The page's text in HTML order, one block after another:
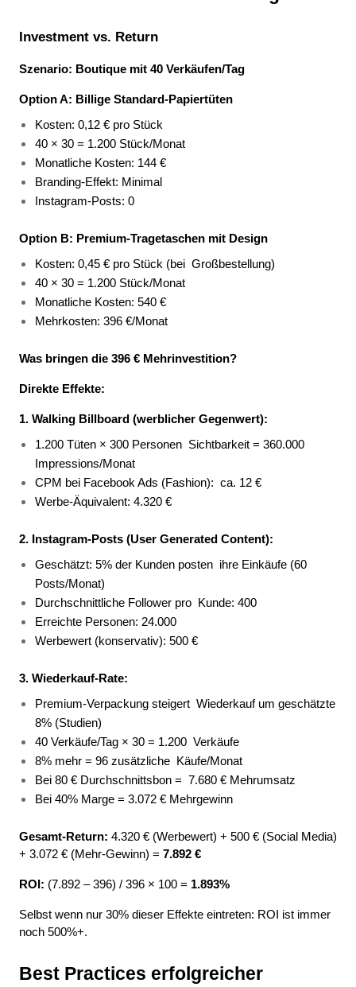
Investment vs. Return
Szenario: Boutique mit 40 Verkäufen/Tag
Option A: Billige Standard-Papiertüten
Kosten: 0,12 € pro Stück
40 × 30 = 1.200 Stück/Monat
Monatliche Kosten: 144 €
Branding-Effekt: Minimal
Instagram-Posts: 0
Option B: Premium-Tragetaschen mit Design
Kosten: 0,45 € pro Stück (bei Großbestellung)
40 × 30 = 1.200 Stück/Monat
Monatliche Kosten: 540 €
Mehrkosten: 396 €/Monat
Was bringen die 396 € Mehrinvestition?
Direkte Effekte:
1. Walking Billboard (werblicher Gegenwert):
1.200 Tüten × 300 Personen Sichtbarkeit = 360.000
Impressions/Monat
CPM bei Facebook Ads (Fashion): ca. 12 €
Werbe-Äquivalent: 4.320 €
2. Instagram-Posts (User Generated Content):
Geschätzt: 5% der Kunden posten ihre Einkäufe (60
Posts/Monat)
Durchschnittliche Follower pro
Kunde: 400
Erreichte Personen: 24.000
Werbewert (konservativ): 500 €
3. Wiederkauf-Rate:
Premium-Verpackung steigert Wiederkauf um geschätzte
8% (Studien)
40 Verkäufe/Tag × 30 = 1.200 Verkäufe
8% mehr = 96 zusätzliche
Käufe/Monat
Bei 80 € Durchschnittsbon = 7.680 € Mehrumsatz
Bei 40% Marge = 3.072 € Mehrgewinn
Gesamt-Return: 4.320 € (Werbewert) + 500 € (Social Media)
+ 3.072 € (Mehr-Gewinn) = 7.892 €
ROI: (7.892 – 396) / 396 × 100 = 1.893%
Selbst wenn nur 30% dieser Effekte eintreten: ROI ist immer
noch 500%+.
Best Practices erfolgreicher